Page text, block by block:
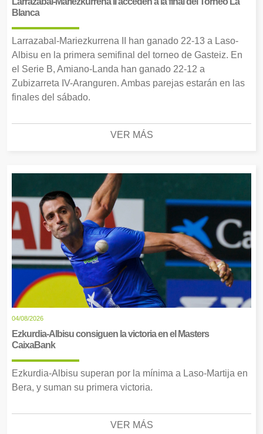
Blanca
Larrazabal-Mariezkurrena II han ganado 22-13 a Laso-
Albisu en la primera semifinal del torneo de Gasteiz. En
el Serie B, Amiano-Landa han ganado 22-12 a
Zubizarreta IV-Aranguren. Ambas parejas estarán en las
finales del sábado.
VER MÁS
04/08/2026
Ezkurdia-Albisu consiguen la victoria en el Masters
CaixaBank
Ezkurdia-Albisu superan por la mínima a Laso-Martija en
Bera, y suman su primera victoria.
VER MÁS